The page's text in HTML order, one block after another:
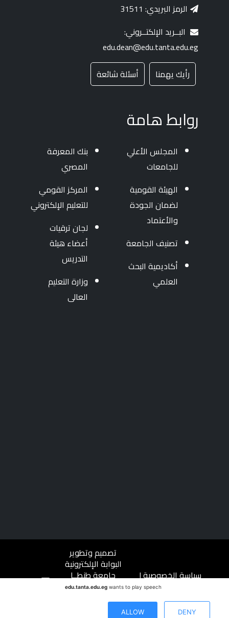
الرمز البريدي: 31511
البــريد الإلكتــروني:
edu.dean@edu.tanta.edu.eg
رأيك يهمنا
أسئلة شائعة
روابط هامة
المجلس الأعلي
للجامعات
الهيئة القومية
لضمان الجودة
والأعتماد
تصنيف الجامعة
أكاديمية البحث
العلمي
بنك المعرفة
المصري
المركز القومي
للتعليم الإلكتروني
لجان ترقيات
أعضاء هيئة
التدريس
وزارة التعليم
العالى
سياسة الخصوصية|
شروط الاستخدام
ميثاق المتعاملين
تصميم وتطوير
البوابة الإلكترونية
جامعة طنطــا
جميع الحقوق
edu.tanta.edu.eg wants to play speech
DENY
ALLOW